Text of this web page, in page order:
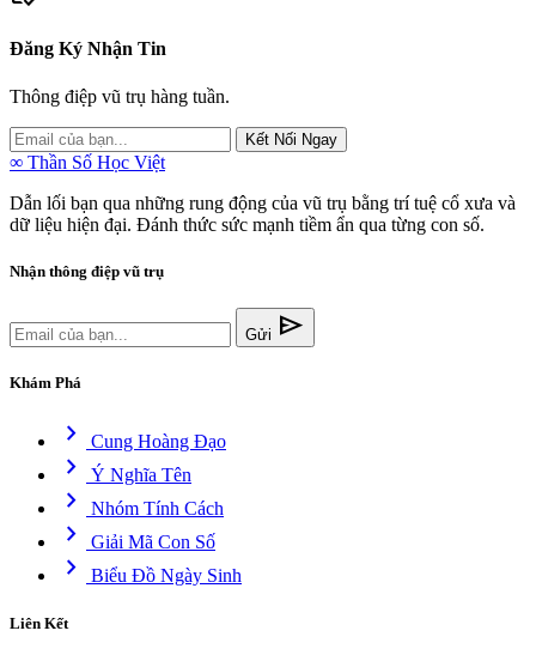
Đăng Ký Nhận Tin
Thông điệp vũ trụ hàng tuần.
Kết Nối Ngay
∞ Thần Số Học Việt
Dẫn lối bạn qua những rung động của vũ trụ bằng trí tuệ cổ xưa và
dữ liệu hiện đại. Đánh thức sức mạnh tiềm ẩn qua từng con số.
Nhận thông điệp vũ trụ
Gửi send
Khám Phá
chevron_right Cung Hoàng Đạo
chevron_right Ý Nghĩa Tên
chevron_right Nhóm Tính Cách
chevron_right Giải Mã Con Số
chevron_right Biểu Đồ Ngày Sinh
Liên Kết